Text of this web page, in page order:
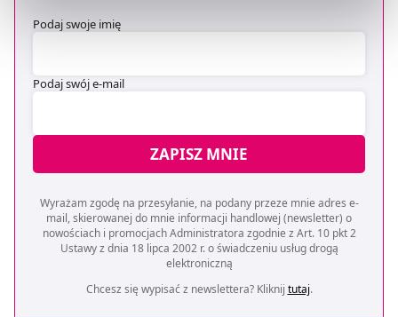
zgodami”.
będzie oznaczało, że nie wyrażasz zgody na
z brakiem dostępu do wszystkich funkcjonalności
Strony.
Podaj swoje imię
Podaj swój e-mail
ZAPISZ MNIE
Wyrażam zgodę na przesyłanie, na podany przeze mnie adres e-
mail, skierowanej do mnie informacji handlowej (newsletter) o
nowościach i promocjach Administratora zgodnie z Art. 10 pkt 2
Ustawy z dnia 18 lipca 2002 r. o świadczeniu usług drogą
elektroniczną
Chcesz się wypisać z newslettera? Kliknij tutaj.